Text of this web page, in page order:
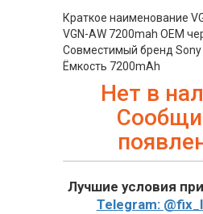
Краткое наименование
VGN-AW 7200mah OEM
Совместимый бренд
Ёмкость 7200mAh
Нет в
Лучшие условия
Telegram: